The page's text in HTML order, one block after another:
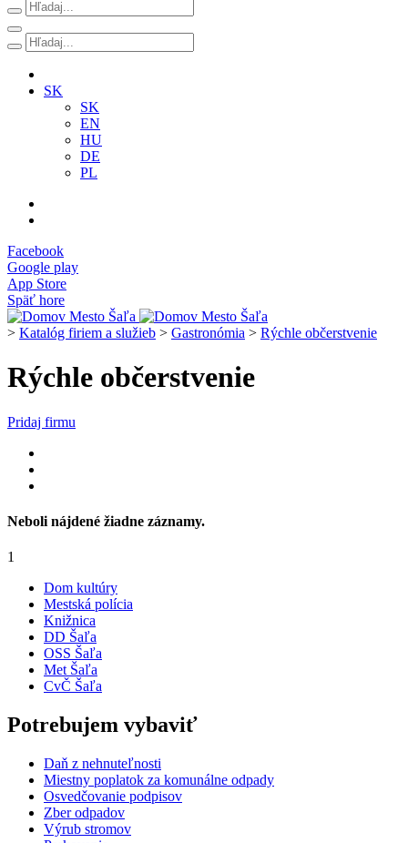
SK
SK
EN
HU
DE
PL
Facebook
Google play
App Store
Späť hore
> Katalóg firiem a služieb > Gastronómia > Rýchle občerstvenie
Rýchle občerstvenie
Pridaj firmu
Neboli nájdené žiadne záznamy.
1
Dom kultúry
Mestská polícia
Knižnica
DD Šaľa
OSS Šaľa
Met Šaľa
CvČ Šaľa
Potrebujem vybaviť
Daň z nehnuteľnosti
Miestny poplatok za komunálne odpady
Osvedčovanie podpisov
Zber odpadov
Výrub stromov